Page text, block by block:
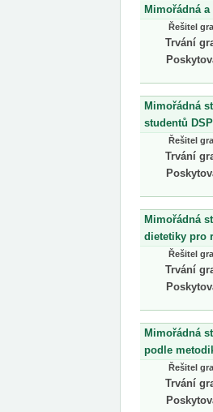
Mimořádná
Řešitel
Trvání
Mimořádná
studentů DSP
Řešitel
Trvání
Mimořádná
dietetiky pro
Řešitel
Trvání
Mimořádná
podle
Řešitel
Trvání